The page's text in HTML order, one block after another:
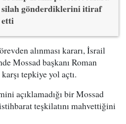
silah gönderdiklerini itiraf
etti
alınması kararı, İsrail
Mossad başkanı Roman
tepkiye yol açtı.
açıklamadığı bir Mossad
teşkilatını mahvettiğini